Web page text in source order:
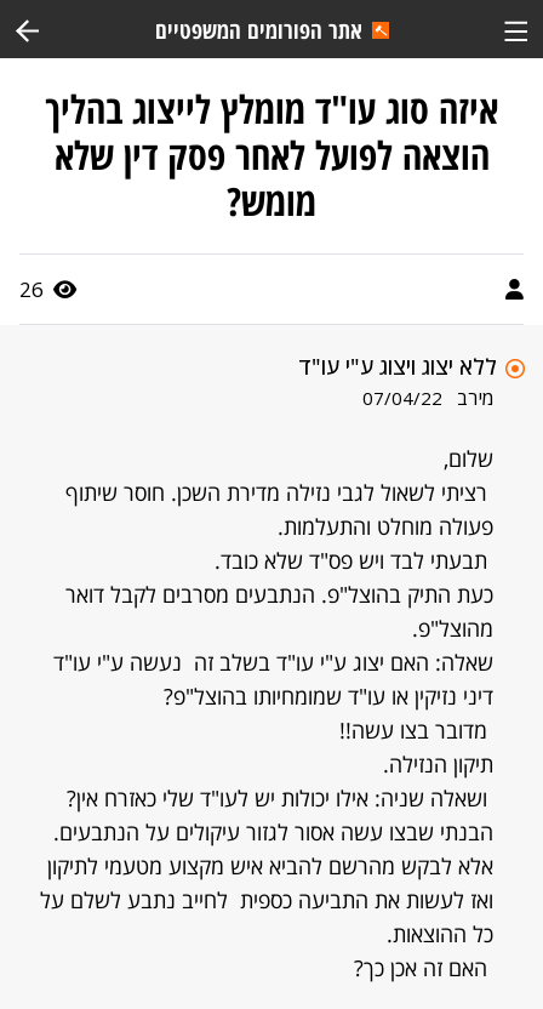
אתר הפורומים המשפטיים
איזה סוג עו"ד מומלץ לייצוג בהליך
הוצאה לפועל לאחר פסק דין שלא
מומש?
26
ללא יצוג ויצוג ע"י עו"ד
מירב 07/04/22
שלום,
רציתי לשאול לגבי נזילה מדירת השכן. חוסר שיתוף
פעולה מוחלט והתעלמות.
תבעתי לבד ויש פס"ד שלא כובד.
כעת התיק בהוצל"פ. הנתבעים מסרבים לקבל דואר
מהוצל"פ.
שאלה: האם יצוג ע"י עו"ד בשלב זה נעשה ע"י עו"ד
דיני נזיקין או עו"ד שמומחיותו בהוצל"פ?
מדובר בצו עשה!!
תיקון הנזילה.
ושאלה שניה: אילו יכולות יש לעו"ד שלי כאזרח אין?
הבנתי שבצו עשה אסור לגזור עיקולים על הנתבעים.
אלא לבקש מהרשם להביא איש מקצוע מטעמי לתיקון
ואז לעשות את התביעה כספית לחייב נתבע לשלם על
כל ההוצאות.
האם זה אכן כך?